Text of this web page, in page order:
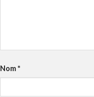
Nom*